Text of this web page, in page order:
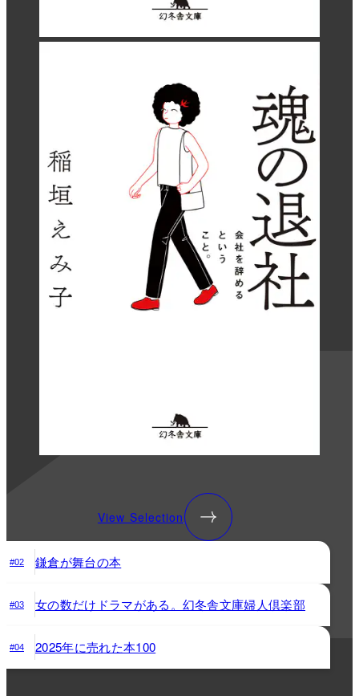
View Selection
#02 鎌倉が舞台の本
#03 女の数だけドラマがある。幻冬舎文庫婦人倶楽部
#04 2025年に売れた本100